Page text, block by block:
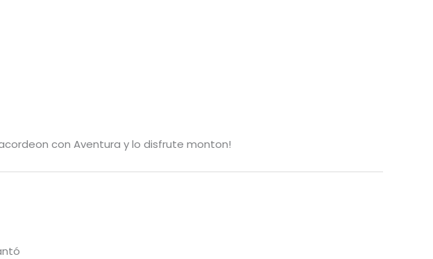
con Aventura y lo disfrute monton!